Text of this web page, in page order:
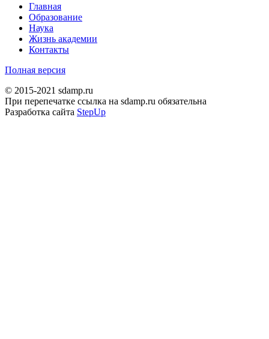
Главная
Образование
Наука
Жизнь академии
Контакты
Полная версия
© 2015-2021 sdamp.ru
При перепечатке ссылка на sdamp.ru обязательна
Разработка сайта StepUp